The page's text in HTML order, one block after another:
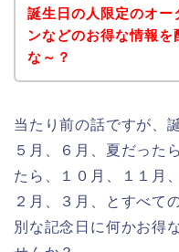
誕生日の人限定のオー
ンなどのお得な情報
な～？
当たり前の話ですが、
５月、６月、夏だった
たら、１０月、１１月
２月、３月、とすべて
別な記念日に何かお得